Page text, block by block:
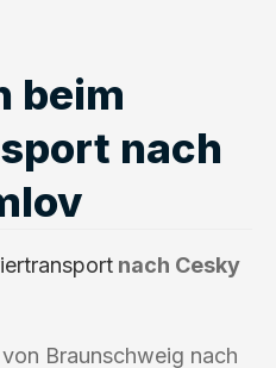
beim
nach
nach Cesky
Braunschweig nach